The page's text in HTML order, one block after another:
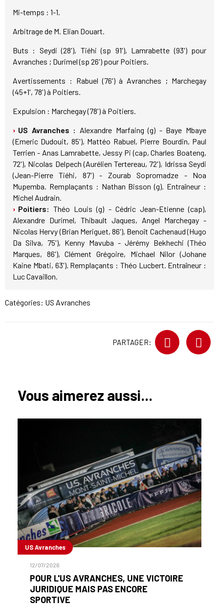
Mi-temps : 1-1.
Arbitrage de M. Elian Douart.
Buts : Seydi (28'), Tiéhi (sp 91'), Lamrabette (93') pour
Avranches ; Durimel (sp 26') pour Poitiers.
Avertissements : Rabuel (76') à Avranches ; Marchegay
(45+1', 78') à Poitiers.
Expulsion : Marchegay (78') à Poitiers.
US Avranches : Alexandre Marfaing (g) - Baye Mbaye
(Emeric Dudouit, 85'), Mattéo Rabuel, Pierre Bourdin, Paul
Terrien - Anas Lamrabette, Jessy Pi (cap, Charles Boateng,
72'), Nicolas Delpech (Aurélien Tertereau, 72'), Idrissa Seydi
(Jean-Pierre Tiéhi, 87') - Zourab Sopromadze - Noa
Mupemba. Remplaçants : Nathan Bisson (g). Entraîneur :
Michel Audrain.
Poitiers: Théo Louis (g) - Cédric Jean-Etienne (cap),
Alexandre Durimel, Thibault Jaques, Angel Marchegay -
Nicolas Hervy (Brian Meriguet, 86'), Benoît Cachenaud (Hugo
Da Silva, 75'), Kenny Mavuba - Jérémy Bekhechi (Théo
Marques, 86'), Clément Grégoire, Michael Nilor (Johane
Kaine Mbati, 63'). Remplaçants : Théo Lucbert. Entraîneur :
Luc Cavaillon.
Catégories: US Avranches
PARTAGER:
Vous aimerez aussi...
US Avranches
12/07/2026
POUR L'US AVRANCHES, UNE VICTOIRE
JURIDIQUE MAIS PAS ENCORE
SPORTIVE